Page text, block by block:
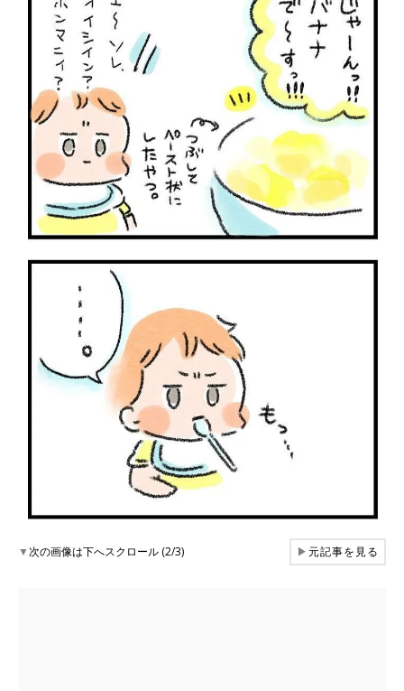
▼次の画像は下へスクロール (2/3) ▶元記事を見る